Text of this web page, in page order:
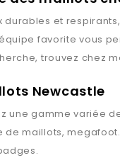
durables et
favorite vous
trouvez chez
Newcastle
une gamme variée
de maillots,